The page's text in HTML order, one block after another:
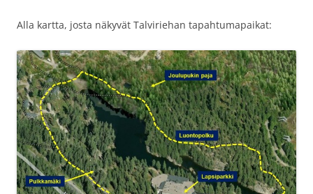
Alla kartta, josta näkyvät Talviriehan tapahtumapaikat: